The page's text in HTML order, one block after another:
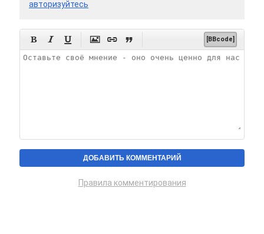
авторизуйтесь
      [BBcode]
Правила комментирования